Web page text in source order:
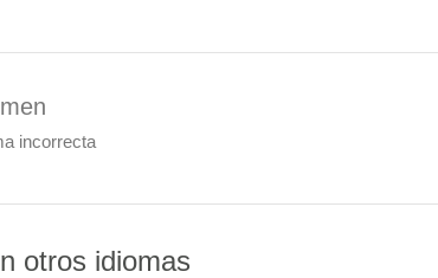
incorrecta
otros idiomas